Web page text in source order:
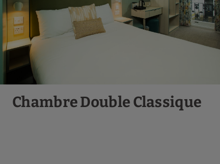
Chambre Double Classique